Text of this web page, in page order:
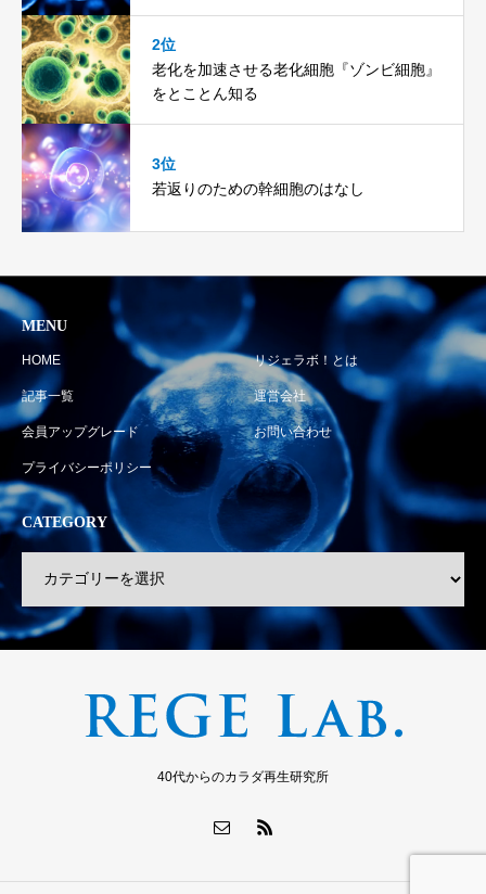
2位
老化を加速させる老化細胞『ゾンビ細胞』
をとことん知る
3位
若返りのための幹細胞のはなし
MENU
HOME リジェラボ！とは
記事一覧 運営会社
会員アップグレード お問い合わせ
プライバシーポリシー
CATEGORY
40代からのカラダ再生研究所